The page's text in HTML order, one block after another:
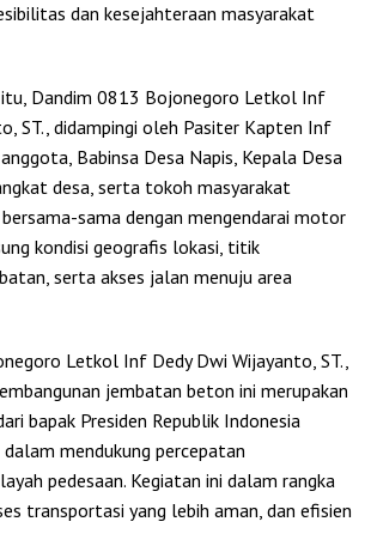
dan kesejahteraan masyarakat
Dandim 0813 Bojonegoro Letkol Inf
ST., didampingi oleh Pasiter Kapten Inf
Babinsa Desa Napis, Kepala Desa
desa, serta tokoh masyarakat
sama dengan mengendarai motor
kondisi geografis lokasi, titik
serta akses jalan menuju area
Letkol Inf Dedy Dwi Wijayanto, ST.,
jembatan beton ini merupakan
bapak Presiden Republik Indonesia
mendukung percepatan
pedesaan. Kegiatan ini dalam rangka
transportasi yang lebih aman, dan efisien